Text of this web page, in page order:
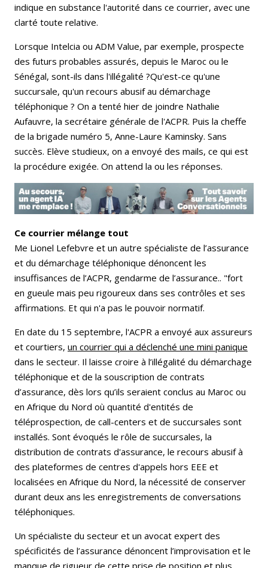
indique en substance l'autorité dans ce courrier, avec une
clarté toute relative.
Lorsque Intelcia ou ADM Value, par exemple, prospecte
des futurs probables assurés, depuis le Maroc ou le
Sénégal, sont-ils dans l'illégalité ?Qu'est-ce qu'une
succursale, qu'un recours abusif au démarchage
téléphonique ? On a tenté hier de joindre Nathalie
Aufauvre, la secrétaire générale de l'ACPR. Puis la cheffe
de la brigade numéro 5, Anne-Laure Kaminsky. Sans
succès. Elève studieux, on a envoyé des mails, ce qui est
la procédure exigée. On attend la ou les réponses.
Ce courrier mélange tout
Me Lionel Lefebvre et un autre spécialiste de l’assurance
et du démarchage téléphonique dénoncent les
insuffisances de l’ACPR, gendarme de l’assurance.. "fort
en gueule mais peu rigoureux dans ses contrôles et ses
affirmations. Et qui n'a pas le pouvoir normatif.
En date du 15 septembre, l'ACPR a envoyé aux assureurs
et courtiers, un courrier qui a déclenché une mini panique
dans le secteur. Il laisse croire à l’illégalité du démarchage
téléphonique et de la souscription de contrats
d’assurance, dès lors qu’ils seraient conclus au Maroc ou
en Afrique du Nord où quantité d'entités de
téléprospection, de call-centers et de succursales sont
installés. Sont évoqués le rôle de succursales, la
distribution de contrats d'assurance, le recours abusif à
des plateformes de centres d'appels hors EEE et
localisées en Afrique du Nord, la nécessité de conserver
durant deux ans les enregistrements de conversations
téléphoniques.
Un spécialiste du secteur et un avocat expert des
spécificités de l’assurance dénoncent l’improvisation et le
manque de rigueur de cette prise de position et plus